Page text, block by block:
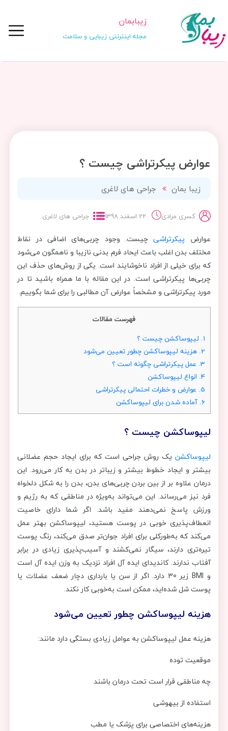
زیبابمان
مجله اینترنتی زیبایی و سلامت
عوارض پیکرتراشی چیست ؟
زیبا بمان جراحی های لاغری
کسری مرادی 22 اسفند 1398 جراحی های لاغری
عوارض پیکرتراشیچیست. وجود چربی‌های اضافی در نقاط
مختلف بدن اغلب باعث ایحاد فرم بدنی نازیبا و ناهمگون می‌شود
که برای خیلی از افراد ناخوشایند است. یکی از روش‌های حذف این
چربی‌ها پیکرتراشی است. در این مقاله با ما همراه باشید تا در
مورد پیکرتراشی و مشخصاً عوارض آن مطالبی را برای شما بگوییم.
فهرست مقالات
1. لیپوساکشن چیست ؟
2. هزینه لیپوساکشن چطور تعیین می‌شود
3. عمل پیکرتراشی چگونه است ؟
4. انواع لیپوساکشن
5. عوارض و خطرات احتمالی پیکرتراشی
6. آماده شدن برای لیپوساکشن
لیپوساکشن چیست ؟
لیپوساکشن یک روش جراحی است که برای ایجاد حجم عضلانی
بیشتر و ایجاد خطوط بیشتر و زیباتر در بدن به کار می‌رود. این
درمان علاوه بر از بین بردن چربی‌های بدن، بدن را به شکل دلخواه
فرد نیز می‌رساند. این می‌تواند به‌ویژه در مناطقی که به رژیم و
ورزش پاسخ نمی‌دهند مفید باشد. اگر شما دارای خاصیت
انعطاف‌پذیری خوبی در پوست هستید، لیپوساکشن بهتر عمل
می‌کند که به‌طورکلی برای افراد جوان‌تر صدق می‌کند، رنگ پوست
تیره‌تری دارند، سیگار نمی‌کشند و آسیب‌پذیری زیادی در برابر
آفتاب ندارند. کاندیدای ایده آل افراد نزدیک به وزن ایده آل است
و BMI زیر 30 دارد. اگر از سن یا بارداری دچار ضعف عضلات یا
پوست شل شده‌اید، ممکن است به‌خوبی کار نکند.
هزینه لیپوساکشن چطور تعیین می‌شود
هزینه عمل لیپوساکشن به عوامل زیادی بستگی دارد مانند:
موقعیت توده
چه مناطقی قرار است تحت درمان باشند
استفاده از بیهوشی
هزینه‌های اختصاصی برای پزشک یا مطب